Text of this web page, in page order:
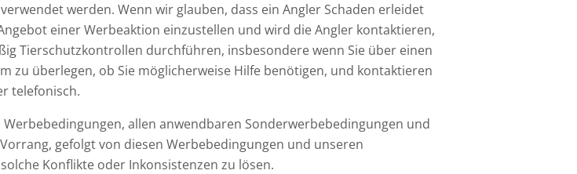
werden. Wenn wir glauben, dass ein Angler Schaden erleidet
einer Werbeaktion einzustellen und wird die Angler kontaktieren,
Tierschutzkontrollen durchführen, insbesondere wenn Sie über einen
zu überlegen, ob Sie möglicherweise Hilfe benötigen, und kontaktieren
telefonisch.
allen anwendbaren Sonderwerbebedingungen und
gefolgt von diesen Werbebedingungen und unseren
Konflikte oder Inkonsistenzen zu lösen.